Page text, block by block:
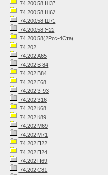
74.200.58 Ш37
74.200.58 Ш62
74.200.58 Ш71
74.200.58 Я22
74.200.58(2Рос-4Ста)
74.202
74.202 А65
74.202 В 84
74.202 В84
74.202 Г68
74.202 З-93
74.202 З16
74.202 К68
74.202 К89
74.202 М69
74.202 М71
74.202 П22
74.202 П24
74.202 П69
74.202 С81